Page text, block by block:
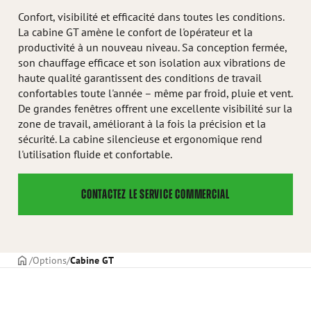
Confort, visibilité et efficacité dans toutes les conditions.
La cabine GT amène le confort de l'opérateur et la
productivité à un nouveau niveau. Sa conception fermée,
son chauffage efficace et son isolation aux vibrations de
haute qualité garantissent des conditions de travail
confortables toute l'année – même par froid, pluie et vent.
De grandes fenêtres offrent une excellente visibilité sur la
zone de travail, améliorant à la fois la précision et la
sécurité. La cabine silencieuse et ergonomique rend
l'utilisation fluide et confortable.
CONTACTEZ LE SERVICE COMMERCIAL
PAGE DE COUVERTURE
Options Cabine GT